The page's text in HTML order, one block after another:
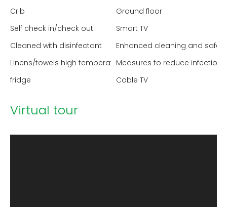
Crib
Ground floor
Self check in/check out
Smart TV
Cleaned with disinfectant
Enhanced cleaning and
Linens/towels high temperature washedMeasures to reduce infection
fridge
Cable TV
Virtual tour